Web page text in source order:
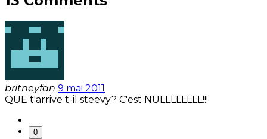
britneyfan 9 mai 2011
QUE t'arrive t-il steevy? C'est NULLLLLLLL!!!
0